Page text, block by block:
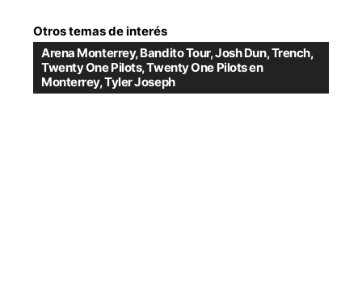
Otros temas de interés
Arena Monterrey,Bandito Tour,Josh Dun,Trench,
Twenty One Pilots,Twenty One Pilots en
Monterrey,Tyler Joseph